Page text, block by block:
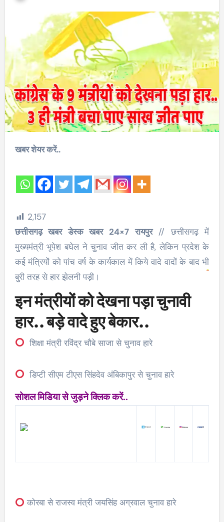
खबर शेयर करें..
2,157
छत्तीसगढ़ खबर डेस्क खबर 24×7 रायपुर// छत्तीसगढ़ में
मुख्यमंत्री भूपेश बघेल ने चुनाव जीत कर ली है, लेकिन प्रदेश के
कई मंत्रियों को पांच वर्ष के कार्यकाल में किये वादे वादों के बाद भी
बुरी तरह से हार झेलनी पड़ी।
इन मंत्रीयों को देखना पड़ा चुनावी
हार.. बड़े वादे हुए बेकार..
शिक्षा मंत्री रविंद्र चौबे साजा से चुनाव हारे
डिप्टी सीएम टीएस सिंहदेव अंबिकापुर से चुनाव हारे
सोशल मिडिया से जुड़ने क्लिक करें..
कोरबा से राजस्व मंत्री जयसिंह अग्रवाल चुनाव हारे